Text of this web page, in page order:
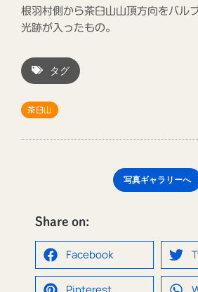
根羽村側から茶臼山山頂方向をバル
光跡が入ったもの。
タグ
茶臼山
写真ギャラリーへ
Share on:
Facebook